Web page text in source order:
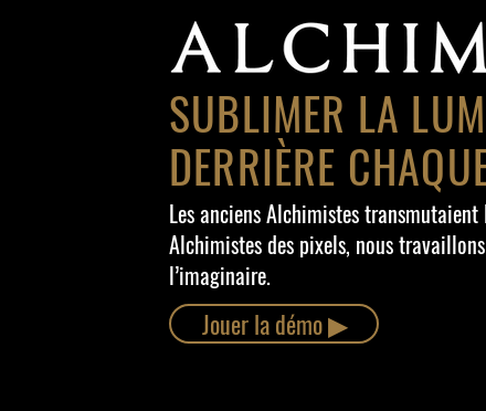
SUBLIMER LA
DERRIÈRE
Les anciens Alchimistes
Alchimistes des pixels, nous
l’imaginaire.
Jouer la démo ​▶